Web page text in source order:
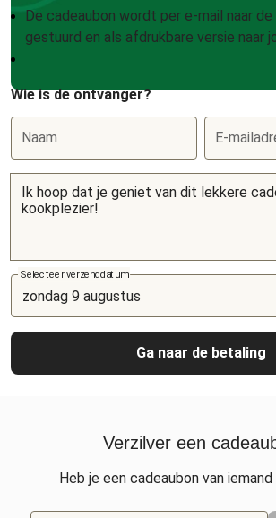
De cadeaubon wordt per e-mail naar
gestuurd en als afdrukbare versie naar
Wie is de ontvanger?
Naam E-
Selecteer verzenddatum
Ga naar de betaling
Verzilver een
Heb je een cadeaubon van